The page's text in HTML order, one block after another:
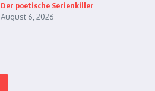
Der poetische Serienkiller
August 6, 2026